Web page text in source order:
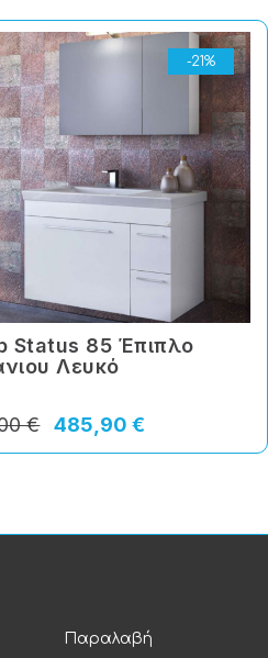
-21%
Status 85 Έπιπλο
Λευκό
485,90 €
€
Παραλαβή